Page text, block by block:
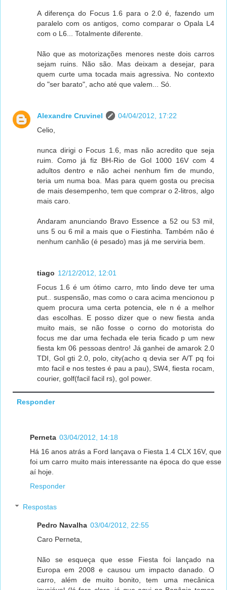
A diferença do Focus 1.6 para o 2.0 é, fazendo um
paralelo com os antigos, como comparar o Opala L4
com o L6... Totalmente diferente.
Não que as motorizações menores neste dois carros
sejam ruins. Não são. Mas deixam a desejar, para
quem curte uma tocada mais agressiva. No contexto
do "ser barato", acho até que valem... Só.
Alexandre Cruvinel
04/04/2012, 17:22
Celio,
nunca dirigi o Focus 1.6, mas não acredito que seja
ruim. Como já fiz BH-Rio de Gol 1000 16V com 4
adultos dentro e não achei nenhum fim de mundo,
teria um numa boa. Mas para quem gosta ou precisa
de mais desempenho, tem que comprar o 2-litros, algo
mais caro.
Andaram anunciando Bravo Essence a 52 ou 53 mil,
uns 5 ou 6 mil a mais que o Fiestinha. Também não é
nenhum canhão (é pesado) mas já me serviria bem.
tiago 12/12/2012, 12:01
Focus 1.6 é um ótimo carro, mto lindo deve ter uma
put.. suspensão, mas como o cara acima mencionou p
quem procura uma certa potencia, ele n é a melhor
das escolhas. E posso dizer que o new fiesta anda
muito mais, se não fosse o corno do motorista do
focus me dar uma fechada ele teria ficado p um new
fiesta km 06 pessoas dentro! Já ganhei de amarok 2.0
TDI, Gol gti 2.0, polo, city(acho q devia ser A/T pq foi
mto facil e nos testes é pau a pau), SW4, fiesta rocam,
courier, golf(facil facil rs), gol power.
Responder
Perneta 03/04/2012, 14:18
Há 16 anos atrás a Ford lançava o Fiesta 1.4 CLX 16V, que
foi um carro muito mais interessante na época do que esse
aí hoje.
Responder
Respostas
Pedro Navalha 03/04/2012, 22:55
Caro Perneta,
Não se esqueça que esse Fiesta foi lançado na
Europa em 2008 e causou um impacto danado. O
carro, além de muito bonito, tem uma mecânica